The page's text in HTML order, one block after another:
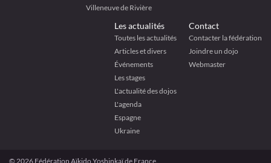
Villeneuve de Rivière
Les actualités
Toutes les actualités
Articles et divers
Événements
Les stages
L'actualité des dojos
L'agenda
Espagne
Ukraine
Contact
Contacter la fédération
Joindre un dojo
Webmaster
© 2026 Fédération Aïkido Yoshinkaï de France.